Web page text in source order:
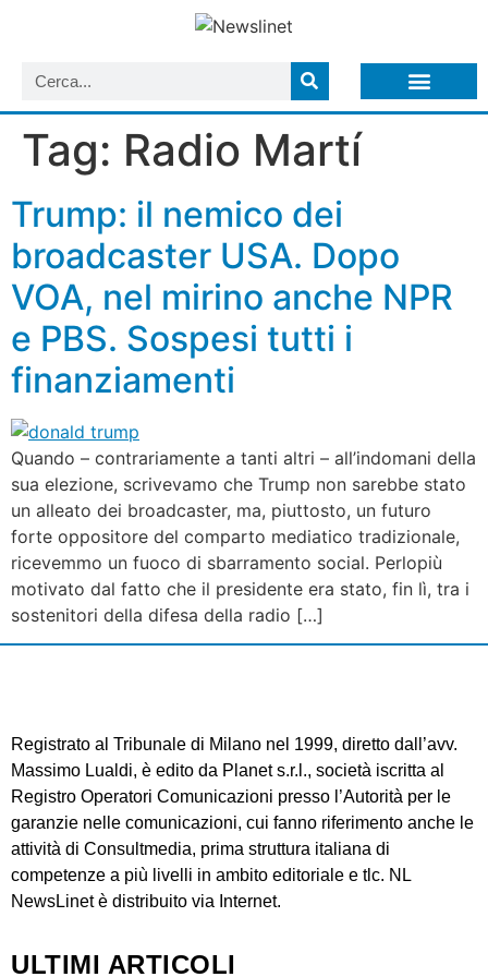
Tag: Radio Martí
Trump: il nemico dei
broadcaster USA. Dopo
VOA, nel mirino anche NPR
e PBS. Sospesi tutti i
finanziamenti
Quando – contrariamente a tanti altri – all’indomani della
sua elezione, scrivevamo che Trump non sarebbe stato
un alleato dei broadcaster, ma, piuttosto, un futuro
forte oppositore del comparto mediatico tradizionale,
ricevemmo un fuoco di sbarramento social. Perlopiù
motivato dal fatto che il presidente era stato, fin lì, tra i
sostenitori della difesa della radio […]
Registrato al Tribunale di Milano nel 1999, diretto dall’avv.
Massimo Lualdi, è edito da Planet s.r.l., società iscritta al
Registro Operatori Comunicazioni presso l’Autorità per le
garanzie nelle comunicazioni, cui fanno riferimento anche le
attività di Consultmedia, prima struttura italiana di
competenze a più livelli in ambito editoriale e tlc. NL
NewsLinet è distribuito via Internet.
ULTIMI ARTICOLI